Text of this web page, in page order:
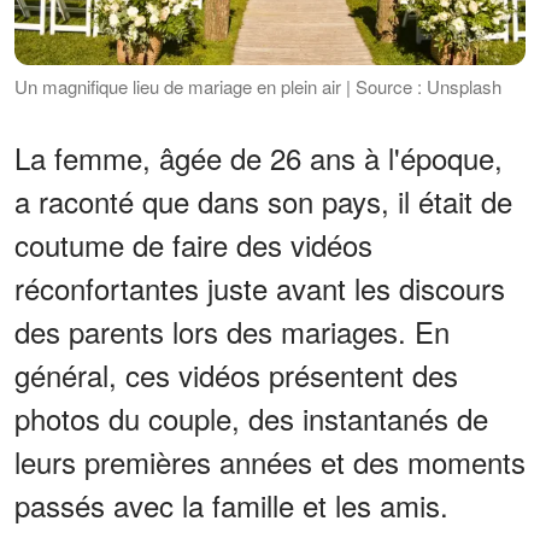
Un magnifique lieu de mariage en plein air | Source : Unsplash
La femme, âgée de 26 ans à l'époque,
a raconté que dans son pays, il était de
coutume de faire des vidéos
réconfortantes juste avant les discours
des parents lors des mariages. En
général, ces vidéos présentent des
photos du couple, des instantanés de
leurs premières années et des moments
passés avec la famille et les amis.